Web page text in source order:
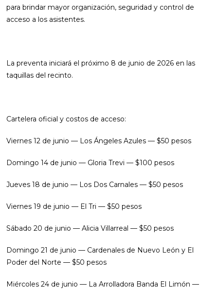
para brindar mayor organización, seguridad y control de
acceso a los asistentes.
La preventa iniciará el próximo 8 de junio de 2026 en las
taquillas del recinto.
Cartelera oficial y costos de acceso:
Viernes 12 de junio — Los Ángeles Azules — $50 pesos
Domingo 14 de junio — Gloria Trevi — $100 pesos
Jueves 18 de junio — Los Dos Carnales — $50 pesos
Viernes 19 de junio — El Tri — $50 pesos
Sábado 20 de junio — Alicia Villarreal — $50 pesos
Domingo 21 de junio — Cardenales de Nuevo León y El
Poder del Norte — $50 pesos
Miércoles 24 de junio — La Arrolladora Banda El Limón —